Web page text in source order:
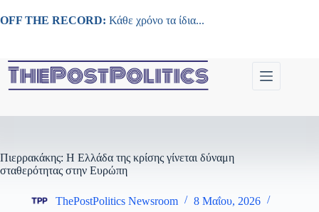
στο
OFF THE RECORD: Κάθε χρόνο τα ίδια...
Πιερρακάκης: Η Ελλάδα της κρίσης γίνεται δύναμη
σταθερότητας στην Ευρώπη
ThePostPolitics Newsroom
8 Μαΐου, 2026